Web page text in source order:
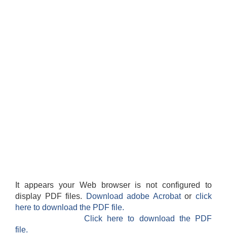
It appears your Web browser is not configured to
display PDF files.
Download adobe Acrobatorclick
here to download the PDF file.
Click here to download the PDF
file.